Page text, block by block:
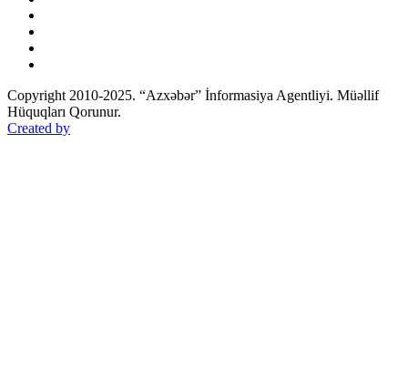
Copyright 2010-2025. “Azxəbər” İnformasiya Agentliyi. Müəllif
Hüquqları Qorunur.
Created by